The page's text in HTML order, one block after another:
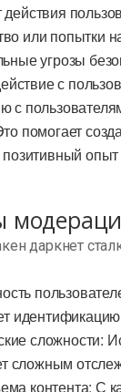
или попытки
угрозы
с
с
помогает
позитивный
даркнет
сложности:
сложным
контента: С